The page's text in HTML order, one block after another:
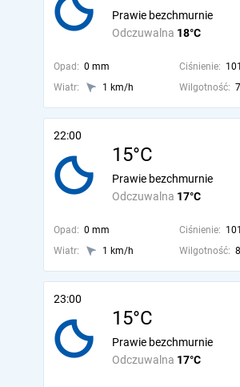
Odczuwalna 18°C
Prawie bezchmurnie
Opad: 0 mm Ciśnienie:
Wiatr:
1 km/h Wilgotność:
22:00
15°C
Odczuwalna 17°C
Prawie bezchmurnie
Opad: 0 mm Ciśnienie:
Wiatr:
1 km/h Wilgotność:
23:00
15°C
Odczuwalna 17°C
Prawie bezchmurnie